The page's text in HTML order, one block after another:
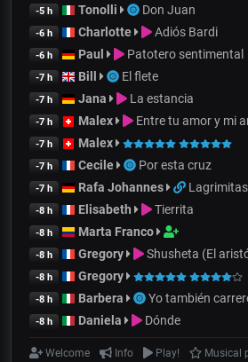
-5 h Tonolli Don Juan
-6 h Charlotte Adiós Bardi
-6 h Paul Patotero sentimental
-7 h Bill El flete
-7 h Jana La estancia
-7 h Malex Entre tu amor y mi
-7 h Malex
-7 h Cecile Por esta cruz
-7 h Rafa Johannes
-8 h Elisabeth Tierrita
-8 h Marta Franco
-8 h Gregory Shusheta (El
-8 h Gregory
-8 h Barbera Yo también
-8 h Daniela Dónde
Welcome Info Play!
Musical